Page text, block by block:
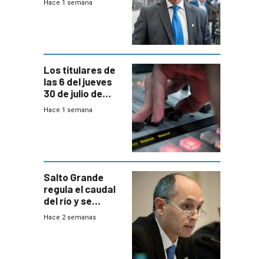
Hace 1 semana
Los titulares de
las 6 del jueves
30 de julio de
2026
Hace 1 semana
Salto Grande
regula el caudal
del río y se
prepara para un
Hace 2 semanas